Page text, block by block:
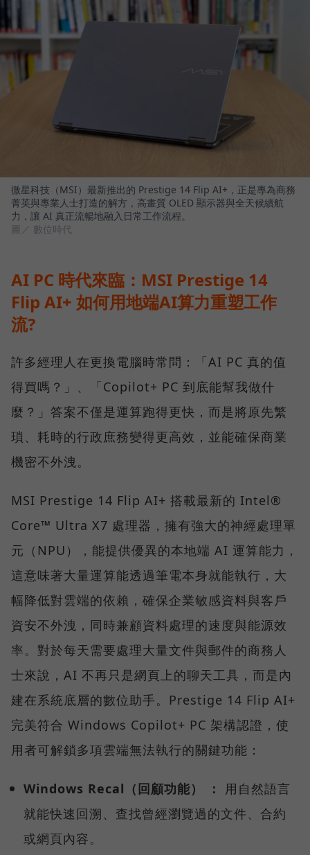
微星科技（MSI）最新推出的 Prestige 14 Flip AI+，正是專為商務
菁英與專業人士打造的解方，高畫質 OLED 顯示器與全天候續航
力，讓 AI 真正流暢地融入日常工作流程。
圖／ 數位時代
AI PC 時代來臨：MSI Prestige 14
Flip AI+ 如何用地端AI算力重塑工作
流?
許多經理人在更換電腦時常問：「AI PC 真的值
得買嗎？」、「Copilot+ PC 到底能幫我做什
麼？」答案不僅是運算跑得更快，而是將原先繁
瑣、耗時的行政庶務變得更高效，並能確保商業
機密不外洩。
MSI Prestige 14 Flip AI+ 搭載最新的 Intel®
Core™ Ultra X7 處理器，擁有強大的神經處理單
元（NPU），能提供優異的本地端 AI 運算能力，
這意味著大量運算能透過筆電本身就能執行，大
幅降低對雲端的依賴，確保企業敏感資料與客戶
資安不外洩，同時兼顧資料處理的速度與能源效
率。對於每天需要處理大量文件與郵件的商務人
士來說，AI 不再只是網頁上的聊天工具，而是內
建在系統底層的數位助手。Prestige 14 Flip AI+
完美符合 Windows Copilot+ PC 架構認證，使
用者可解鎖多項雲端無法執行的關鍵功能：
Windows Recal（回顧功能） ：
用自然語言
就能快速回溯、查找曾經瀏覽過的文件、合約
或網頁內容。